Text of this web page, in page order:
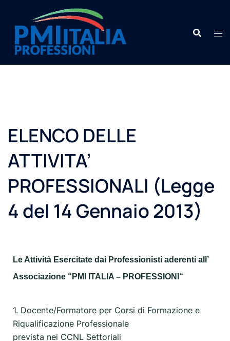
ELENCO DELLE
ATTIVITA’
PROFESSIONALI (Legge
4 del 14 Gennaio 2013)
Le Attività Esercitate dai Professionisti aderenti all’
Associazione “PMI ITALIA – PROFESSIONI“
1. Docente/Formatore per Corsi di Formazione e
Riqualificazione Professionale
prevista nei CCNL Settoriali